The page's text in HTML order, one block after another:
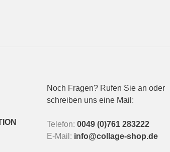
Noch Fragen? Rufen Sie an oder
schreiben uns eine Mail:
Telefon: 0049 (0)761 283222
E-Mail: info@collage-shop.de